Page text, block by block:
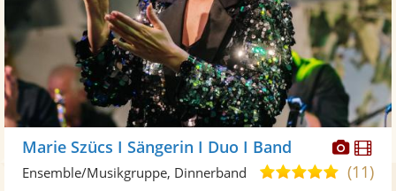
Marie Szücs I Sängerin I Duo I Band
5,0(11)
Ensemble/Musikgruppe, Dinnerband